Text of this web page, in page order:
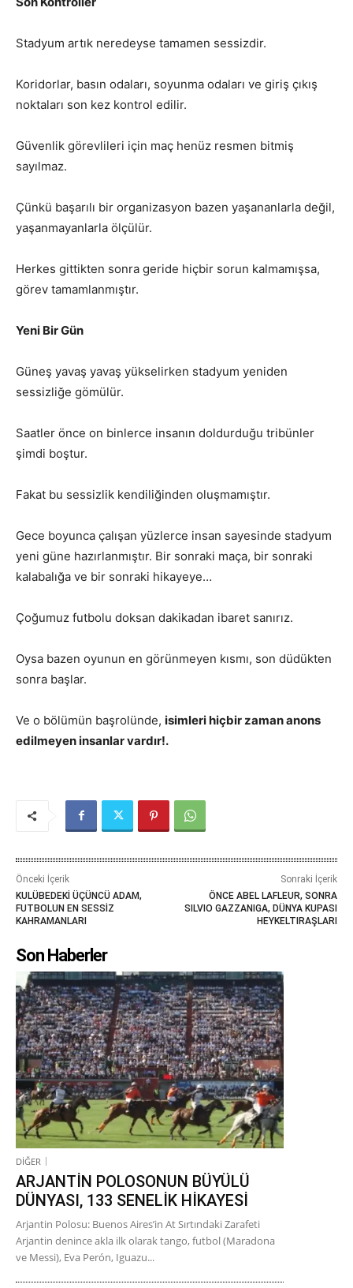
Stadyum artık neredeyse tamamen sessizdir.
Koridorlar, basın odaları, soyunma odaları ve giriş çıkış
noktaları son kez kontrol edilir.
Güvenlik görevlileri için maç henüz resmen bitmiş
sayılmaz.
Çünkü başarılı bir organizasyon bazen yaşananlarla değil,
yaşanmayanlarla ölçülür.
Herkes gittikten sonra geride hiçbir sorun kalmamışsa,
görev tamamlanmıştır.
Yeni Bir Gün
Güneş yavaş yavaş yükselirken stadyum yeniden
sessizliğe gömülür.
Saatler önce on binlerce insanın doldurduğu tribünler
şimdi boştur.
Fakat bu sessizlik kendiliğinden oluşmamıştır.
Gece boyunca çalışan yüzlerce insan sayesinde stadyum
yeni güne hazırlanmıştır. Bir sonraki maça, bir sonraki
kalabalığa ve bir sonraki hikayeye…
Çoğumuz futbolu doksan dakikadan ibaret sanırız.
Oysa bazen oyunun en görünmeyen kısmı, son düdükten
sonra başlar.
Ve o bölümün başrolünde, isimleri hiçbir zaman anons
edilmeyen insanlar vardır!.
Önceki İçerik
KULÜBEDEKİ ÜÇÜNCÜ ADAM,
FUTBOLUN EN SESSİZ
KAHRAMANLARI
Sonraki İçerik
ÖNCE ABEL LAFLEUR, SONRA
SILVIO GAZZANIGA, DÜNYA KUPASI
HEYKELTIRAŞLARI
Son Haberler
DİĞER
ARJANTİN POLOSONUN BÜYÜLÜ
DÜNYASI, 133 SENELİK HİKAYESİ
Arjantin Polosu: Buenos Aires’in At Sırtındaki Zarafeti
Arjantin denince akla ilk olarak tango, futbol (Maradona
ve Messi), Eva Perón, Iguazu...